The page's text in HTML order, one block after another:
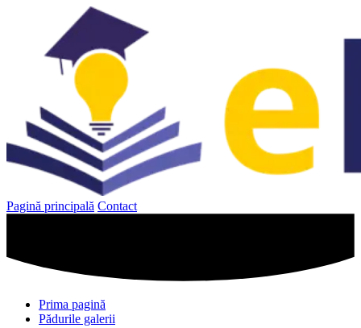
Pagină principală Contact
Prima pagină
Pădurile galerii